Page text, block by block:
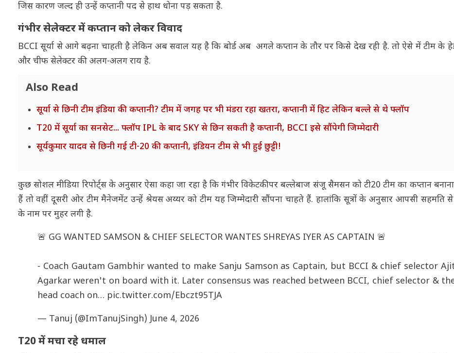
जिस कारण जल्द ही उन्हें कप्तानी पद से हाथ धोना पड़ सकता है.
गंभीर सेलेक्टर में कप्तान को लेकर विवाद
BCCI सूर्या से आगे बढ़ना चाहती है लेकिन अब सवाल यह है कि बोर्ड अब अगले कप्तान के तौर पर किसे देख रही है. तो ऐसे में टीम के
और चीफ सेलेक्टर की अलग-अलग राय है.
Also Read
सूर्या से छिनी टीम इंडिया की कप्तानी? टीम में जगह पर भी मंडरा रहा खतरा, कप्तानी में हिट लेकिन बल्ले से थे फ्लॉप
T20 में सूर्या का सनसेट... फ्लॉप IPL के बाद SKY से छिन सकती है कप्तानी, BCCI इसे सौंपेगी जिम्मेदारी
सूर्यकुमार यादव से छिनी गई टी-20 की कप्तानी, इंडियन टीम से भी हुई छुट्टी!
कुछ सोशल मीडिया रिपोर्ट्स के अनुसार ऐसा कहा जा रहा है कि गंभीर विकेटकीपर बल्लेबाज संजू सैमसन को टी20 टीम का कप्तान
हैं तो वहीं दूसरी ओर टीम मैनेजमेंट उन्हें श्रेयस अय्यर को टीम यह जिम्मेदारी सौंपना चाहते हैं. हालांकि सूत्रों के अनुसार आपसी सहमति
के नाम पर मुहर लगी है.
🚨 GG WANTED SAMSON & CHIEF SELECTOR WANTES SHREYAS IYER AS CAPTAIN 🚨
- Coach Gautam Gambhir wanted to make Sanju Samson as Captain, but BCCI & chief selector
Agarkar weren't on board with it. Later consensus was reached between BCCI, chief selector &
head coach on… pic.twitter.com/Ebczt95TJA
— Tanuj (@ImTanujSingh)June 4, 2026
T20 में मचा रहे धमाल